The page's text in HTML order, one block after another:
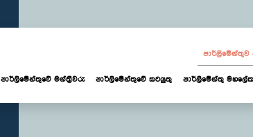
පාර්ලි‌මේන්තුව
පාර්ලි‌මේන්තුවේ මන්ත්‍රීවරු පාර්ලිමේන්තුවේ කටයුතු පාර්ලිමේන්තු